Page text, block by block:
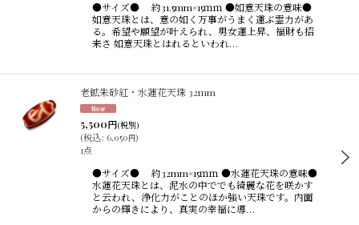
●サイズ● 約31.5mm×15ｍｍ ●如意天珠の意味●
如意天珠とは、意の如く万事がうまく運ぶ霊力があ
る。希望や願望が叶えられ、男女運上昇、福財も招
来さ 如意天珠とはれるといわれ…
老鉱朱砂紅・水蓮花天珠 32mm
5,500円(税別)
(税込: 6,050円)
1点
●サイズ● 約32mm×15ｍｍ ●水蓮花天珠の意味●
水蓮花天珠とは、泥水の中ででも綺麗な花を咲かす
と云われ、浄化力がことのほか強い天珠です。内面
からの輝きにより、真実の幸福に導…